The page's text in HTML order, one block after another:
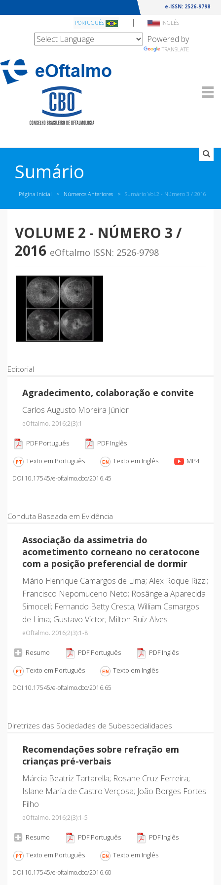
e-ISSN: 2526-9798
PORTUGUÊS | INGLÊS
Powered by
TRANSLATE
Sumário
Página Inicial Números Anteriores Sumário Vol.2 - Número 3 / 2016
VOLUME 2 - NÚMERO 3 /
2016 eOftalmo ISSN: 2526-9798
Editorial
Agradecimento, colaboração e convite
Carlos Augusto Moreira Júnior
eOftalmo. 2016;2(3):1
PDF Português
PDF Inglês
Texto em Português
Texto em Inglês MP4
DOI 10.17545/e-oftalmo.cbo/2016.45
Conduta Baseada em Evidência
Associação da assimetria do
acometimento corneano no ceratocone
com a posição preferencial de dormir
Mário Henrique Camargos de Lima; Alex Roque Rizzi;
Francisco Nepomuceno Neto; Rosângela Aparecida
Simoceli; Fernando Betty Cresta; William Camargos
de Lima; Gustavo Victor; Milton Ruiz Alves
eOftalmo. 2016;2(3):1-8
Resumo PDF Português
PDF Inglês
Texto em Português
Texto em Inglês
DOI 10.17545/e-oftalmo.cbo/2016.65
Diretrizes das Sociedades de Subespecialidades
Recomendações sobre refração em
crianças pré-verbais
Márcia Beatriz Tartarella; Rosane Cruz Ferreira;
Islane Maria de Castro Verçosa; João Borges Fortes
Filho
eOftalmo. 2016;2(3):1-5
Resumo PDF Português
PDF Inglês
Texto em Português
Texto em Inglês
DOI 10.17545/e-oftalmo.cbo/2016.60